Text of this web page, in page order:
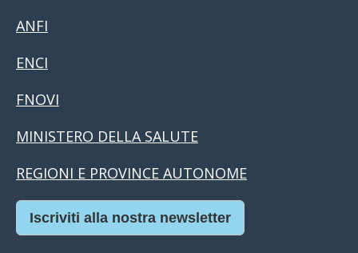
ANFI
ENCI
FNOVI
MINISTERO DELLA SALUTE
REGIONI E PROVINCE AUTONOME
Iscriviti alla nostra newsletter